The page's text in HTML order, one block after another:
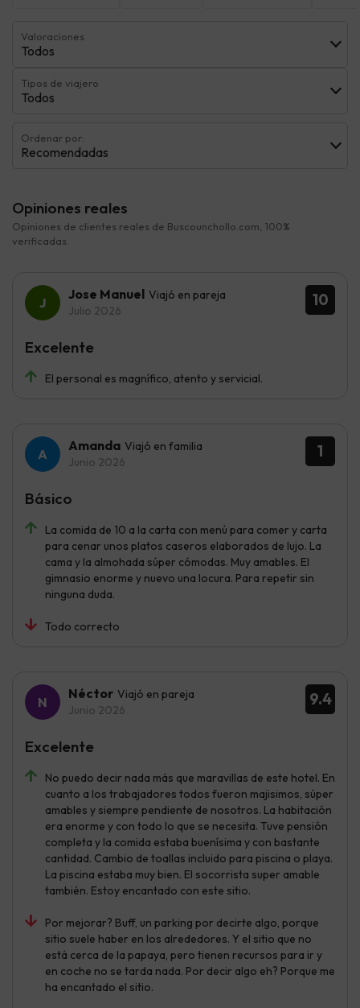
Valoraciones
Todos
Tipos de viajero
Todos
Ordenar por:
Recomendadas
Opiniones reales
Opiniones de clientes reales de Buscounchollo.com, 100%
verificadas.
10
Jose Manuel Viajó en pareja
Julio 2026
El personal es magnífico, atento y servicial.
Excelente
1
Amanda Viajó en familia
Junio 2026
La comida de 10 a la carta con menú para comer y carta
para cenar unos platos caseros elaborados de lujo. La
cama y la almohada súper cómodas. Muy amables. El
gimnasio enorme y nuevo una locura. Para repetir sin
ninguna duda.
Todo correcto
Básico
9.4
Néctor Viajó en pareja
Junio 2026
No puedo decir nada más que maravillas de este hotel. En
cuanto a los trabajadores todos fueron majisimos, súper
amables y siempre pendiente de nosotros. La habitación
era enorme y con todo lo que se necesita. Tuve pensión
completa y la comida estaba buenísima y con bastante
cantidad. Cambio de toallas incluido para piscina o playa.
La piscina estaba muy bien. El socorrista super amable
también. Estoy encantado con este sitio.
Por mejorar? Buff, un parking por decirte algo, porque
sitio suele haber en los alrededores. Y el sitio que no
está cerca de la papaya, pero tienen recursos para ir y
en coche no se tarda nada. Por decir algo eh? Porque me
ha encantado el sitio.
Excelente